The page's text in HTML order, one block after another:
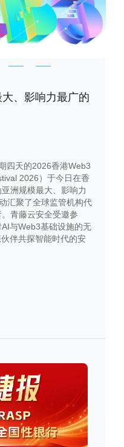
数世咨询香港网
产品实力彰显
数世咨询正式发布
告》，青藤EDR凭借
积累与卓越产品实
云安全亦获评推荐厂
大湾区网络安全市场